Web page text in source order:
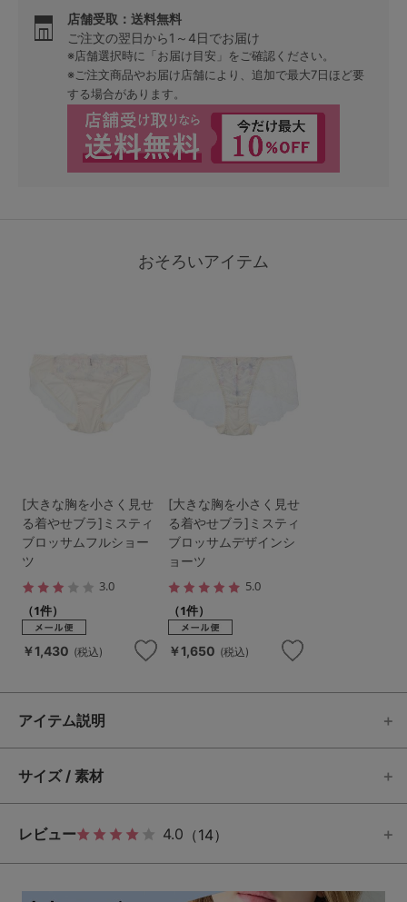
店舗受取：送料無料
ご注文の翌日から1～4日でお届け
※店舗選択時に「お届け目安」をご確認ください。
※ご注文商品やお届け店舗により、追加で最大7日ほど要
する場合があります。
おそろいアイテム
[大きな胸を小さく見せ
る着やせブラ]ミスティ
ブロッサムフルショー
ツ
3.0
（1件）
￥1,430 (税込)
[大きな胸を小さく見せ
る着やせブラ]ミスティ
ブロッサムデザインシ
ョーツ
5.0
（1件）
￥1,650 (税込)
アイテム説明
サイズ / 素材
レビュー 4.0 （14）